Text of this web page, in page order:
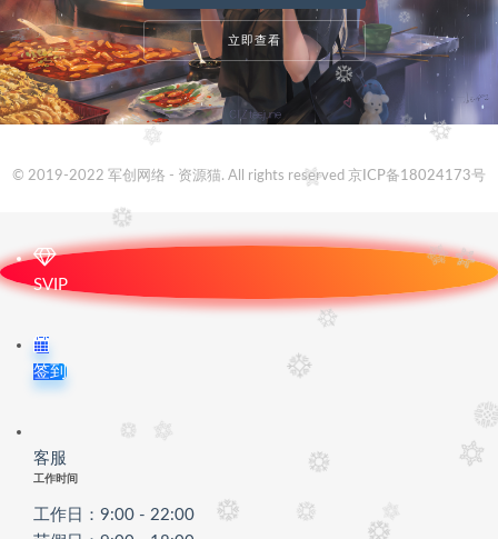
立即查看
© 2019-2022 军创网络 - 资源猫. All rights reserved 京ICP备18024173号
SVIP
签到
客服
工作时间
工作日：9:00 - 22:00